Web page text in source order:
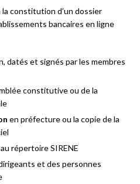
constitution d’un dossier
bancaires en ligne
datés et signés par les membres
constitutive ou de la
en préfecture ou la copie de la
au répertoire SIRENE
et des personnes